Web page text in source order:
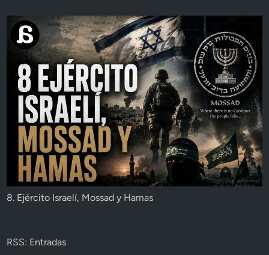
8. Ejército Israelí, Mossad y Hamas
RSS: Entradas